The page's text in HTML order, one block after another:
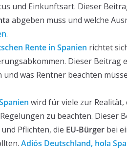
und Einkunftsart. Dieser
abgeben muss und welche
.
Rente in Spanien richtet
Dieser Beitrag
und was Rentner beachten
wird für viele zur
zu beachten. Dieser
Pflichten, die EU-Bürger bei
Adiós Deutschland, hola